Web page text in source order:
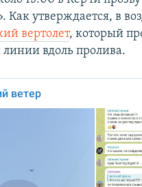
утверждается, в
вертолет, который
линии вдоль пролива.